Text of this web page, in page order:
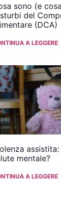
sono (e
del
(DCA)
A LEGGERE
mentale?
A LEGGERE